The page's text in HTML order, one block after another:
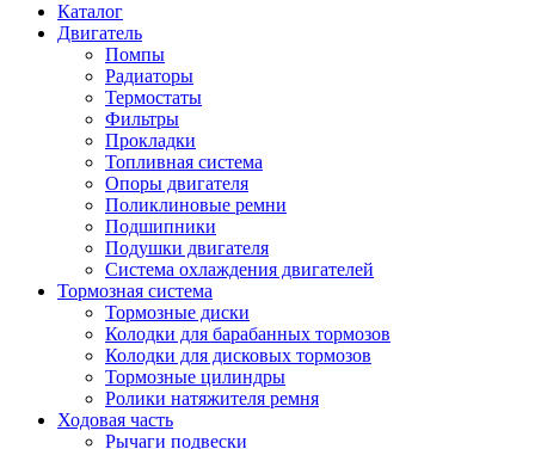
Каталог
Двигатель
Помпы
Радиаторы
Термостаты
Фильтры
Прокладки
Топливная система
Опоры двигателя
Поликлиновые ремни
Подшипники
Подушки двигателя
Система охлаждения двигателей
Тормозная система
Тормозные диски
Колодки для барабанных тормозов
Колодки для дисковых тормозов
Тормозные цилиндры
Ролики натяжителя ремня
Ходовая часть
Рычаги подвески